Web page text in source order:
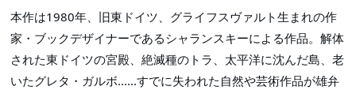
本作は1980年、旧東ドイツ、グライフスヴァルト生まれの作
家・ブックデザイナーであるシャランスキーによる作品。解体
された東ドイツの宮殿、絶滅種のトラ、太平洋に沈んだ島、老
いたグレタ・ガルボ......すでに失われた自然や芸術作品が雄弁